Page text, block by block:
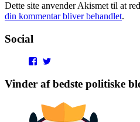
Dette site anvender Akismet til at
din kommentar bliver behandlet.
Social
View
profile
on
profile
on
Vinder af bedste politiske